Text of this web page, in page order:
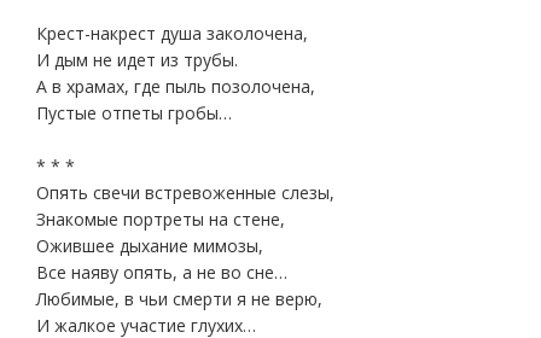
Крест-накрест душа заколочена,
И дым не идет из трубы.
А в храмах, где пыль позолочена,
Пустые отпеты гробы…
* * *
Опять свечи встревоженные слезы,
Знакомые портреты на стене,
Ожившее дыхание мимозы,
Все наяву опять, а не во сне…
Любимые, в чьи смерти я не верю,
И жалкое участие глухих…